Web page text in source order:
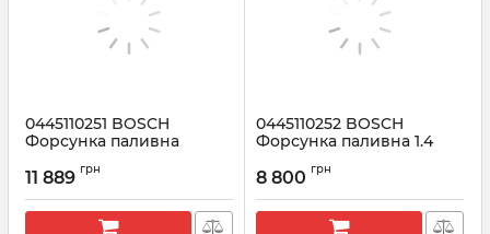
0445110251 BOSCH
Форсунка паливна
Артикул: 0445110251
11 889 грн
0445110252 BOSCH
Форсунка паливна 1.4
Артикул: 0445110252
8 800 грн